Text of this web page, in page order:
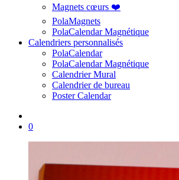
Magnets cœurs ❤️
PolaMagnets
PolaCalendar Magnétique
Calendriers personnalisés
PolaCalendar
PolaCalendar Magnétique
Calendrier Mural
Calendrier de bureau
Poster Calendar
0